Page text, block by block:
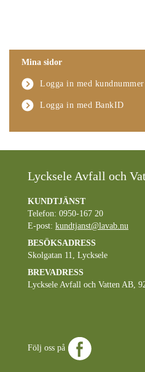
Mina sidor
Logga in med kundnummer
Logga in med BankID
Lycksele Avfall och
KUNDTJÄNST
Telefon: 0950-167 20
E-post: kundtjanst@lavab.nu
BESÖKSADRESS
Skolgatan 11, Lycksele
BREVADRESS
Lycksele Avfall och Vatten AB,
Följ oss på